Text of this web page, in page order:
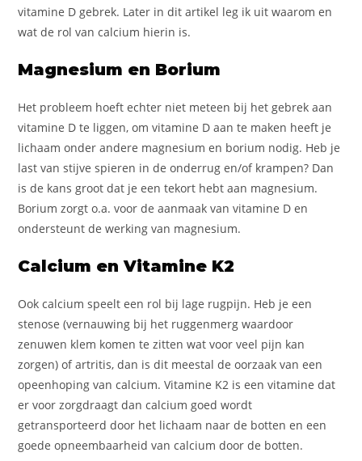
vitamine D gebrek. Later in dit artikel leg ik uit waarom en
wat de rol van calcium hierin is.
Magnesium en Borium
Het probleem hoeft echter niet meteen bij het gebrek aan
vitamine D te liggen, om vitamine D aan te maken heeft je
lichaam onder andere magnesium en borium nodig. Heb je
last van stijve spieren in de onderrug en/of krampen? Dan
is de kans groot dat je een tekort hebt aan magnesium.
Borium zorgt o.a. voor de aanmaak van vitamine D en
ondersteunt de werking van magnesium.
Calcium en Vitamine K2
Ook calcium speelt een rol bij lage rugpijn. Heb je een
stenose (vernauwing bij het ruggenmerg waardoor
zenuwen klem komen te zitten wat voor veel pijn kan
zorgen) of artritis, dan is dit meestal de oorzaak van een
opeenhoping van calcium. Vitamine K2 is een vitamine dat
er voor zorgdraagt dan calcium goed wordt
getransporteerd door het lichaam naar de botten en een
goede opneembaarheid van calcium door de botten.